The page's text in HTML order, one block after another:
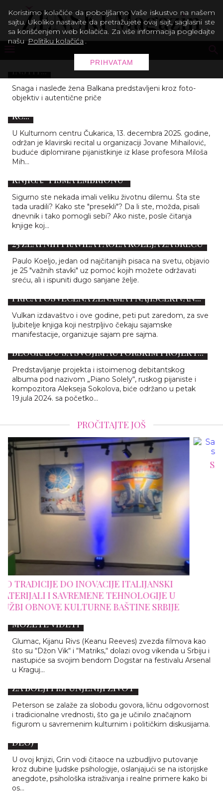
OTVORENA IZLOŽBA „UNBOUNDED VOICES”
(NESPUTANI GLASOVI) U FRANCUSKOM
Snaga i nasleđe žena Balkana predstavljeni kroz foto-
objektiv i autentične priče
KLAVIR KAO PROSTOR SUSRETA: RECITAL
ODRASLIH UČENIKA JOVANE MIHAILOVIĆ U
KC...
U Kulturnom centru Čukarica, 13. decembra 2025. godine,
održan je klavirski recital u organizaciji Jovane Mihailović,
buduće diplomirane pijanistkinje iz klase profesora Miloša
Mih...
KAD OD VELIKE ŽIVOTNE DILEME NASTANE
KNJIGA: "PISMA EMBRIONU"
Sigurno ste nekada imali veliku životnu dilemu. Šta ste
tada uradili? Kako ste "presekli"? Da li ste, možda, pisali
dnevnik i tako pomogli sebi? Ako niste, posle čitanja
knjige koj...
25 ZLATNIH PRAVILA PAOLA KOELJA ZA SREĆU
Paulo Koeljo, jedan od najčitanijih pisaca na svetu, objavio
je 25 "važnih stavki" uz pomoć kojih možete održavati
sreću, ali i ispuniti dugo sanjane želje.
VULKANOV SAJAM KNJIGA OTVARAJU ZBIRKA
PRIČA POSVEĆENA ŽENAMA I NAJIŠČEKIVAN...
Vulkan izdavaštvo i ove godine, peti put zaredom, za sve
ljubitelje knjiga koji nestrpljivo čekaju sajamske
manifestacije, organizuje sajam pre sajma.
PIJANISTA ALEKSEJ SOKOLOV PREMIJERNO U
BEOGRADU SA SVOJIM AUTORSKIM PROJEKT...
Predstavljanje projekta i istoimenog debitantskog
albuma pod nazivom „Piano Solely“, ruskog pijaniste i
kompozitora Alekseja Sokolova, biće održano u petak
19.jula 2024. sa početko...
PROČITAJTE JOŠ
U
SALONE DEL MOBILE.MILANO 2026:
STRUKTURA SAJMA I REDEFINISANJE
SAVREMENOG DIZAJNA
KIJANU RIVS DOLAZI U SRBIJU - EVO GDE GA
MOŽETE VIDETI
Glumac, Kijanu Rivs (Keanu Reeves) zvezda filmova kao
što su “Džon Vik“ i “Matriks,“ dolazi ovog vikenda u Srbiju i
nastupiće sa svojim bendom Dogstar na festivalu Arsenal
u Kraguj...
5 NAJBOLJIH CITATA DŽORDANA PETERSONA
ZA BOLJI I ISPUNJENIJI ŽIVOT
Peterson se zalaže za slobodu govora, ličnu odgovornost
i tradicionalne vrednosti, što ga je učinilo značajnom
figurom u savremenim kulturnim i političkim diskusijama.
ZAKONI LJUDSKE PRIRODE ROBERTA GRINA (4.
DEO)
U ovoj knjizi, Grin vodi čitaoce na uzbudljivo putovanje
kroz dubine ljudske psihologije, oslanjajući se na istorijske
anegdote, psihološka istraživanja i realne primere kako bi
os...
Koristimo kolačiće da poboljšamo Vaše iskustvo na našem
sajtu. Ukoliko nastavite da pretražujete ovaj sajt, saglasni ste
sa korišćenjem web kolačića. Za više informacija pogledajte
našu Politiku kolačića .
PRIHVATAM